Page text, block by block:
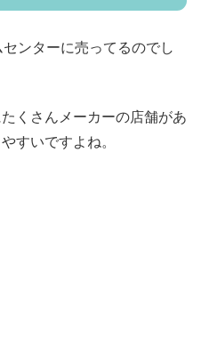
ンターに売ってるのでし
くさんメーカーの店舗があ
すいですよね。